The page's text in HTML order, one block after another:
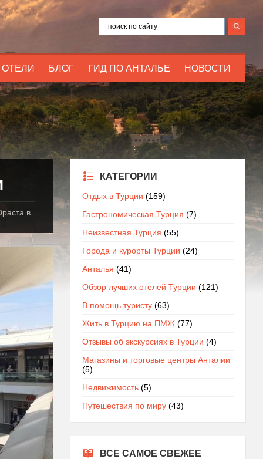
ОТЕЛИ БЛОГ ГИД ПО АНТАЛЬЕ НОВОСТИ
в
КАТЕГОРИИ
Отдых в Турции (159)
Гастрономическая Турция (7)
Неизвестная Турция (55)
Города и курорты Турции (24)
Анталья (41)
Обзор лучших отелей Турции (121)
В помощь туристу(63)
Жить в Турцию на ПМЖ(77)
Отзывы об экскурсиях в Турции (4)
Магазины и торговые центры Анталии
(5)
Недвижимость(5)
Путешествия по миру(43)
ВСЕ САМОЕ СВЕЖЕЕ